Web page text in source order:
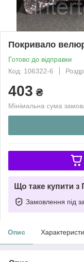
Покривало
Готово до відправки
Код: 106322-6
403 ₴
Мінімальна сума
Що таке купити з
Замовлення під
Опис